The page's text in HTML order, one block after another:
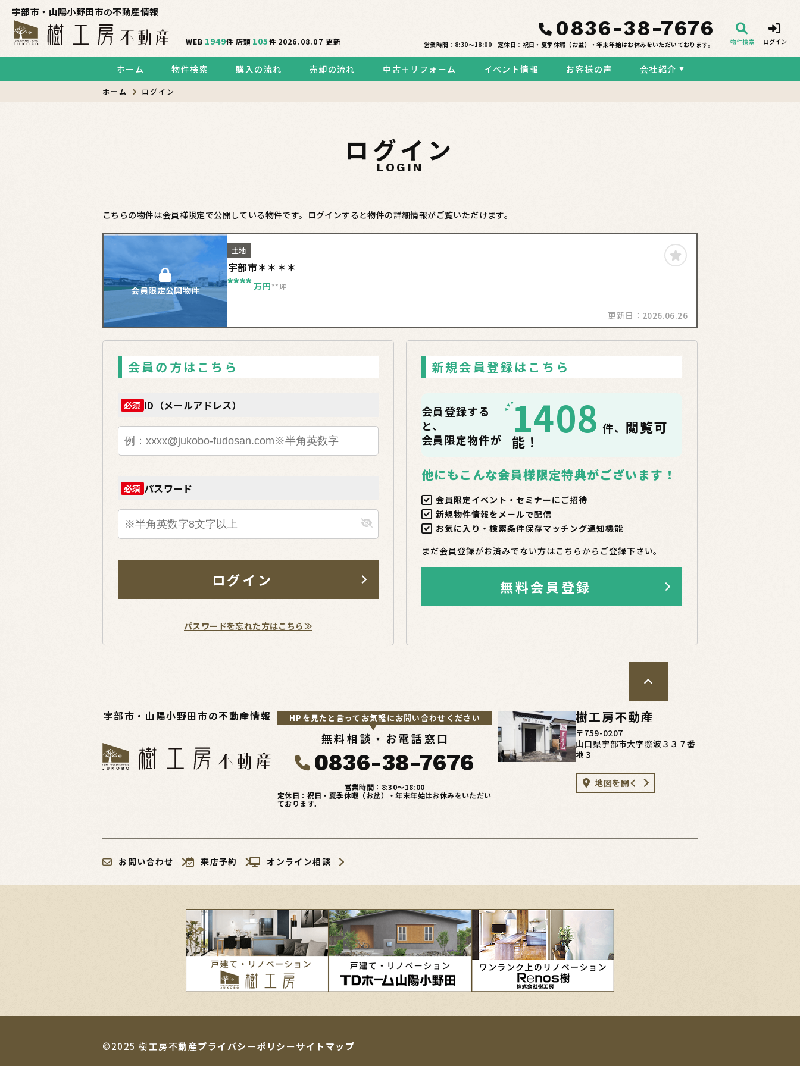
宇部市・山陽小野田市の不動産情報
WEB 1949件 店頭 105件 2026.08.07更新
0836-38-7676
営業時間：8:30〜18:00 定休日：祝日・夏季休暇（お盆）・年末年始はお休みをいただいております。 物件検索 ログイン
ホーム 物件検索 購入の流れ 売却の流れ 中古＋リフォーム イベント情報 お客様の声 会社紹介
ホーム ログイン
ログイン
LOGIN
こちらの物件は会員様限定で公開している物件です。ログインすると物件の詳細情報がご覧いただけます。
会員限定公開物件
土地
宇部市＊＊＊＊
**** 万円**坪
更新日： 2026.06.26
会員の方はこちら
必須 ID（メールアドレス）
必須 パスワード
ログイン
パスワードを忘れた方はこちら≫
新規会員登録はこちら
会員登録する
と、
会員限定物件が
1408 件、 閲覧可
能！
他にもこんな会員様限定特典がございます！
会員限定イベント・セミナーにご招待
新規物件情報をメールで配信
お気に入り・検索条件保存マッチング通知機能
まだ会員登録がお済みでない方はこちらからご登録下さい。
無料会員登録
宇部市・山陽小野田市の不動産情報 HPを見たと言ってお気軽にお問い合わせください
無料相談・お電話窓口
0836-38-7676
営業時間：8:30〜18:00
定休日：祝日・夏季休暇（お盆）・年末年始はお休みをいただい
ております。
樹工房不動産
〒759-0207
山口県宇部市大字際波３３７番
地３
地図を開く
お問い合わせ 来店予約 オンライン相談
プライバシーポリシーサイトマップ
©2025 樹工房不動産